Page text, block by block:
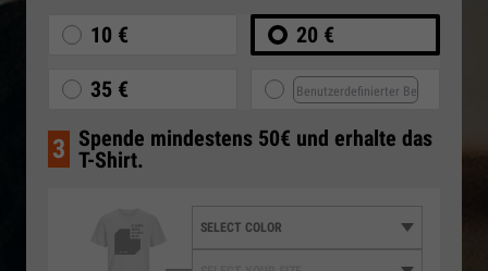
10 € 20 €
35 €
3 Spende mindestens 50€ und erhalte das
T-Shirt.